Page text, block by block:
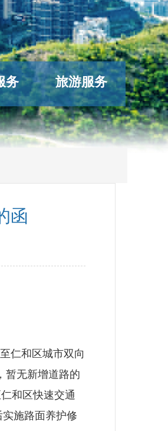
务 旅游服务
函
仁和区城市双向
暂无新增道路的
和区快速交通
施路面养护修